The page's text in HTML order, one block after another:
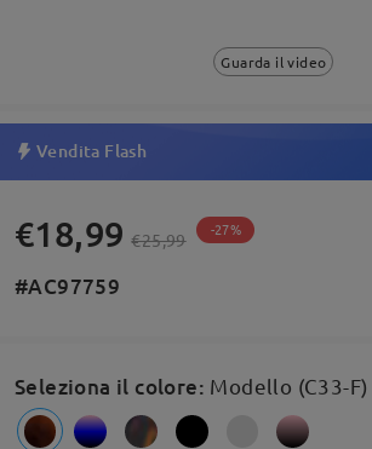
Guarda il video
Vendita Flash
€18,99 €25,99 -27%
#AC97759
Seleziona il colore: Modello (C33-F)